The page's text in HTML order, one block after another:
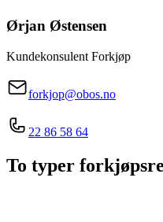
Ørjan Østensen
Kundekonsulent Forkjøp
forkjop@obos.no
22 86 58 64
To typer